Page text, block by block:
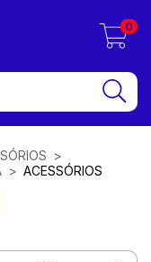
0
>
> ACESSÓRIOS